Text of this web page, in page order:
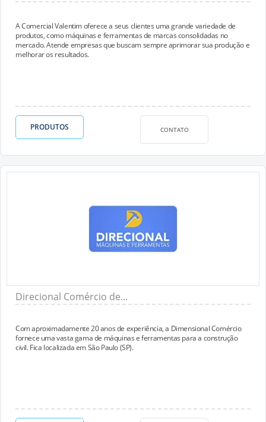
A Comercial Valentim oferece a seus clientes uma grande variedade de
produtos, como máquinas e ferramentas de marcas consolidadas no
mercado. Atende empresas que buscam sempre aprimorar sua produção e
melhorar os resultados.
PRODUTOS CONTATO
Direcional Comércio de...
Com aproximadamente 20 anos de experiência, a Dimensional Comércio
fornece uma vasta gama de máquinas e ferramentas para a construção
civil. Fica localizada em São Paulo (SP).